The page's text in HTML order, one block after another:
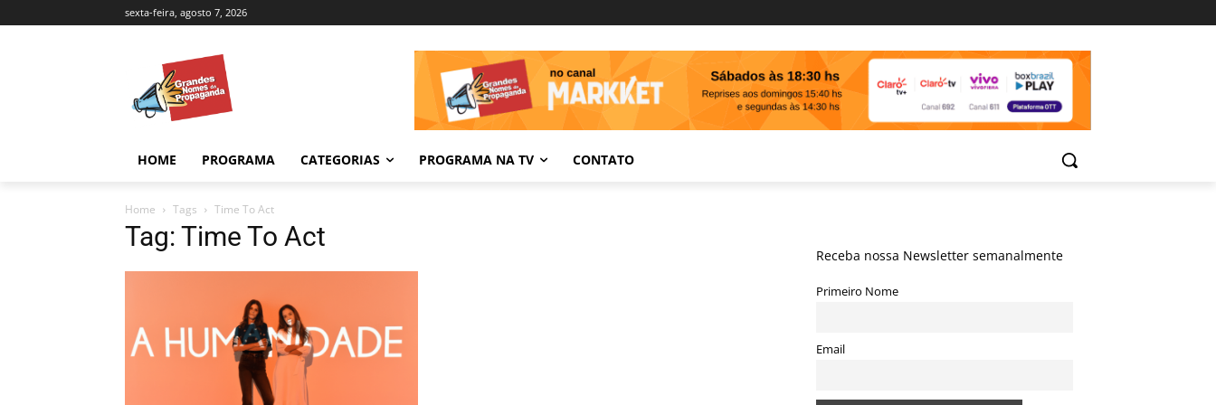
sexta-feira, agosto 7, 2026
HOME PROGRAMA CATEGORIAS PROGRAMA NA TV CONTATO
Home Tags Time To Act
Tag: Time To Act
Receba nossa Newsletter semanalmente
Primeiro Nome
Email